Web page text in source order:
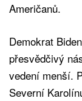
Američanů.
Demokrat
přesvědčivý
vedení menší.
Severní